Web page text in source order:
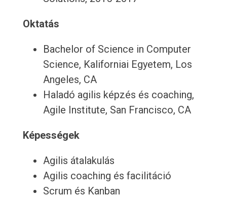
Oktatás
Bachelor of Science in Computer
Science, Kaliforniai Egyetem, Los
Angeles, CA
Haladó agilis képzés és coaching,
Agile Institute, San Francisco, CA
Képességek
Agilis átalakulás
Agilis coaching és facilitáció
Scrum és Kanban